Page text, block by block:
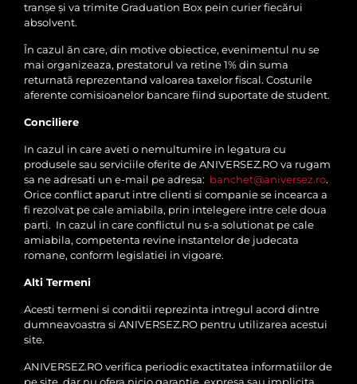
tranșe și va trimite Graduation Box pein curier fiecărui
absolvent.
În cazul ăn care, din motive obiectice, evenimentul nu se
mai organizeaza, prestatorul va retine 1% din suma
returnată reprezentand valoarea taxelor fiscal. Costurile
aferente comisioanelor bancare fiind suportate de student.
Conciliere
In cazul in care aveti o nemultumire in legatura cu
produsele sau serviciile oferite de ANIVERSEZ.RO va rugam
sa ne adresati un e-mail pe adresa: banchet@aniversez.ro.
Orice conflict aparut intre clienti si companie se incearca a
fi rezolvat pe cale amiabila, prin intelegere intre cele doua
parti. In cazul in care conflictul nu s-a solutionat pe cale
amiabila, competenta revine instantelor de judecata
romane, conform legislatiei in vigoare.
Alti Termeni
Acesti termeni si conditii reprezinta intregul acord dintre
dumneavoastra si ANIVERSEZ.RO pentru utilizarea acestui
site.
ANIVERSEZ.RO verifica periodic exactitatea informatiilor de